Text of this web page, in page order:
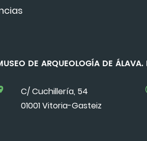
DE ARQUEOLOGÍA DE
C/ Cuchillería, 54
01001 Vitoria-Gasteiz